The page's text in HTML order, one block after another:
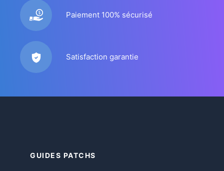
Paiement 100% sécurisé
Satisfaction garantie
GUIDES PATCHS